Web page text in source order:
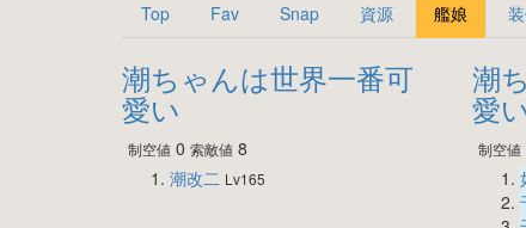
Top Fav Snap 資源 艦娘
潮ちゃんは世界一番可
愛い
制空値 0 索敵値 8
潮改二 Lv165
潮
愛
制空値